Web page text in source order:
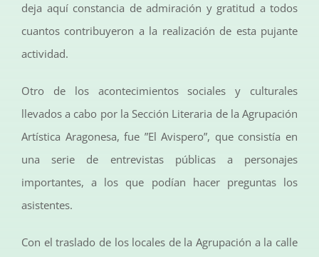
deja aquí constancia de admiración y gratitud a todos
cuantos contribuyeron a la realización de esta pujante
actividad.
Otro de los acontecimientos sociales y culturales
llevados a cabo por la Sección Literaria de la Agrupación
Artística Aragonesa, fue ”El Avispero”, que consistía en
una serie de entrevistas públicas a personajes
importantes, a los que podían hacer preguntas los
asistentes.
Con el traslado de los locales de la Agrupación a la calle